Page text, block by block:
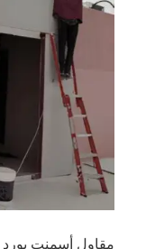
مقاول أسمنت